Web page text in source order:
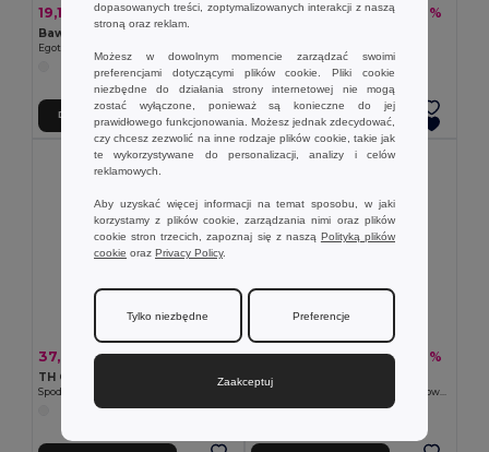
19,16 zł 30,06 zł -36%
Egotier 99963
Dodaj Do Koszyka
22,79 zł35,62 zł -36%
Dodaj Do Koszyka
37,80 zł64,35 zł -41%
TH Clothes 30299
Spodenki sportowe dla dorosłych
18,56 zł29,01 zł -36%
TH Clothes 30306
dopasowanych treści, zoptymalizowanych interakcji z naszą
stroną oraz reklam.
Możesz w dowolnym momencie zarządzać swoimi
preferencjami dotyczącymi plików cookie. Pliki cookie
niezbędne do działania strony internetowej nie mogą
zostać wyłączone, ponieważ są konieczne do jej
prawidłowego funkcjonowania. Możesz jednak zdecydować,
czy chcesz zezwolić na inne rodzaje plików cookie, takie jak
te wykorzystywane do personalizacji, analizy i celów
reklamowych.
Aby uzyskać więcej informacji na temat sposobu, w jaki
korzystamy z plików cookie, zarządzania nimi oraz plików
cookie stron trzecich, zapoznaj się z naszą Polityką plików
cookie oraz Privacy Policy.
Tylko niezbędne Preferencje
Zaakceptuj